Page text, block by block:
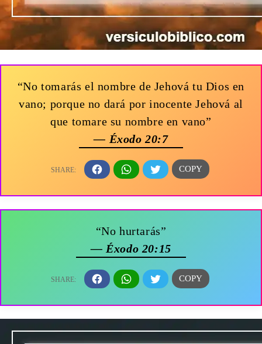
“No tomarás el nombre de Jehová tu Dios en
vano; porque no dará por inocente Jehová al
que tomare su nombre en vano”
— Éxodo 20:7
“No hurtarás”
— Éxodo 20:15